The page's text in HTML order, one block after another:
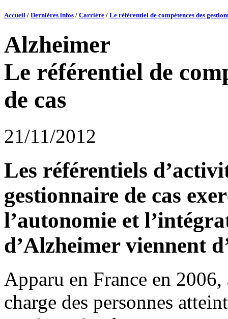
Accueil / Dernières infos / Carrière / Le référentiel de compétences des
Alzheimer
Le référentiel de
de cas
21/11/2012
Les référentiels
gestionnaire de cas
l’autonomie et
d’Alzheimer viennent
Apparu en France en
charge des personnes